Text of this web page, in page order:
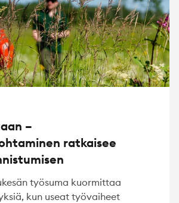
–
ratkaisee
työsuma kuormittaa
kun useat työvaiheet